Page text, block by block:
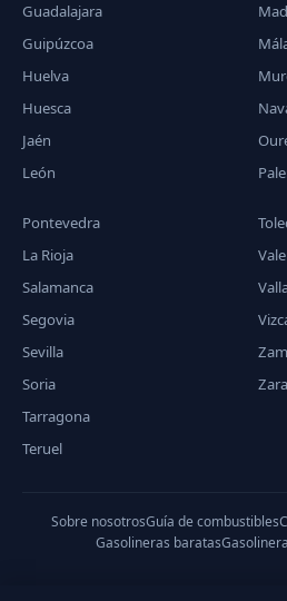
Guadalajara
Guipúzcoa
Huelva
Huesca
Jaén
León
Pontevedra
La Rioja
Salamanca
Segovia
Sevilla
Soria
Tarragona
Teruel
Sobre nosotrosGuía de combustibles
Gasolineras baratas